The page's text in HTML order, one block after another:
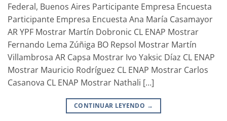
Federal, Buenos Aires Participante Empresa Encuesta
Participante Empresa Encuesta Ana María Casamayor
AR YPF Mostrar Martín Dobronic CL ENAP Mostrar
Fernando Lema Zúñiga BO Repsol Mostrar Martín
Villambrosa AR Capsa Mostrar Ivo Yaksic Díaz CL ENAP
Mostrar Mauricio Rodríguez CL ENAP Mostrar Carlos
Casanova CL ENAP Mostrar Nathali […]
CONTINUAR LEYENDO →